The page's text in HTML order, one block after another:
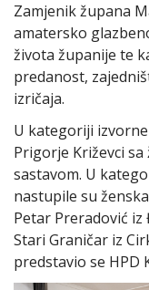
Zamjenik župana
amatersko
života županije te
predanost,
izričaja.
U kategoriji
Prigorje Križevci
sastavom. U
nastupile su
Petar Preradović iz
Stari Graničar iz
predstavio se HPD